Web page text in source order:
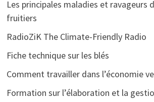
Les principales maladies et ravageurs
fruitiers
RadioZiK The Climate-Friendly Radio
Fiche technique sur les blés
Comment travailler dans l’économie
Formation sur l’élaboration et la